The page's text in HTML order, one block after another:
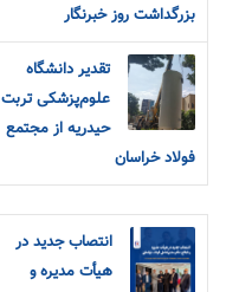
بزرگداشت روز خبرنگار
تقدیر دانشگاه
علوم‌پزشکی تربت
حیدریه از مجتمع
فولاد خراسان
انتصاب جدید در
هیأت مدیره و